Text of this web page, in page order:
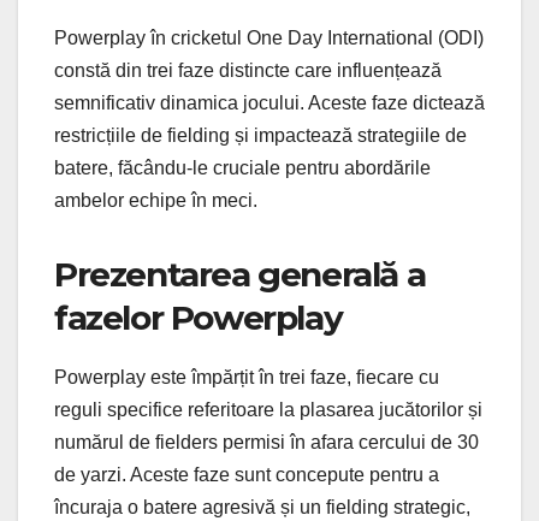
Powerplay în cricketul One Day International (ODI)
constă din trei faze distincte care influențează
semnificativ dinamica jocului. Aceste faze dictează
restricțiile de fielding și impactează strategiile de
batere, făcându-le cruciale pentru abordările
ambelor echipe în meci.
Prezentarea generală a
fazelor Powerplay
Powerplay este împărțit în trei faze, fiecare cu
reguli specifice referitoare la plasarea jucătorilor și
numărul de fielders permisi în afara cercului de 30
de yarzi. Aceste faze sunt concepute pentru a
încuraja o batere agresivă și un fielding strategic,